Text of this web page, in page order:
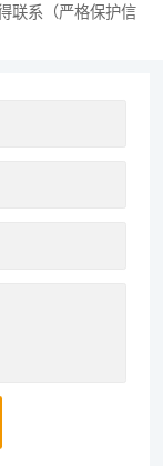
联系（严格保护信